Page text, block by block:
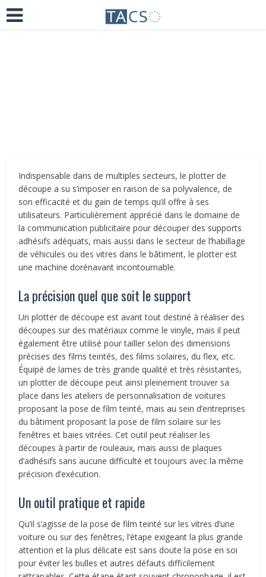
Indispensable dans de multiples secteurs, le plotter de
découpe a su s’imposer en raison de sa polyvalence, de
son efficacité et du gain de temps qu’il offre à ses
utilisateurs. Particulièrement apprécié dans le domaine de
la communication publicitaire pour découper des supports
adhésifs adéquats, mais aussi dans le secteur de l’habillage
de véhicules ou des vitres dans le bâtiment, le plotter est
une machine dorénavant incontournable.
La précision quel que soit le support
Un plotter de découpe est avant tout destiné à réaliser des
découpes sur des matériaux comme le vinyle, mais il peut
également être utilisé pour tailler selon des dimensions
précises des films teintés, des films solaires, du flex, etc.
Équipé de lames de très grande qualité et très résistantes,
un plotter de découpe peut ainsi pleinement trouver sa
place dans les ateliers de personnalisation de voitures
proposant la pose de film teinté, mais au sein d’entreprises
du bâtiment proposant la pose de film solaire sur les
fenêtres et baies vitrées. Cet outil peut réaliser les
découpes à partir de rouleaux, mais aussi de plaques
d’adhésifs sans aucune difficulté et toujours avec la même
précision d’exécution.
Un outil pratique et rapide
Qu’il s’agisse de la pose de film teinté sur les vitres d’une
voiture ou sur des fenêtres, l’étape exigeant la plus grande
attention et la plus délicate est sans doute la pose en soi
pour éviter les bulles et autres défauts difficilement